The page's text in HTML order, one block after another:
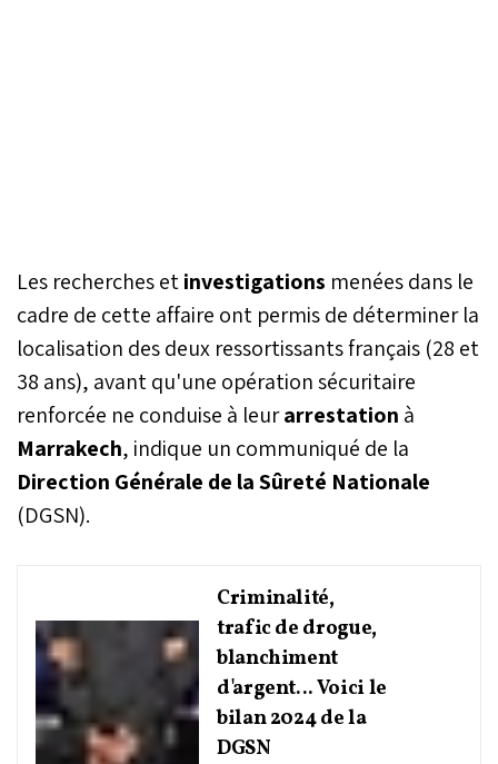
Les recherches etinvestigations menées dans le
cadre de cette affaire ont permis de déterminer la
localisation des deux ressortissants français (28 et
38 ans), avant qu'une opération sécuritaire
renforcée ne conduise à leurarrestation à
Marrakech, indique un communiqué de la
Direction Générale de la Sûreté Nationale
(DGSN).
Criminalité,
trafic de drogue,
blanchiment
d'argent... Voici le
bilan 2024 de la
DGSN